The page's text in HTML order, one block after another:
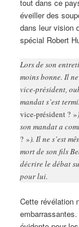
tout dans ce
éveiller des
dans leur vision
spécial Robert
Lors de son
moins bonne. Il
vice-président,
mandat s’est
vice-président ? »
son mandat a
? »). Il ne s’est
mort de son fils
décrire le débat
pour lui.
Cette révélation